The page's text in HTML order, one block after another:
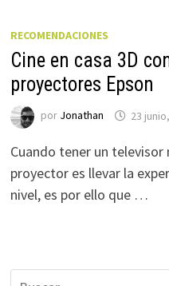
RECOMENDACIONES
Cine en casa 3D
proyectores Epson
por Jonathan 23
Cuando tener un
proyector es llevar la
nivel, es por ello que …